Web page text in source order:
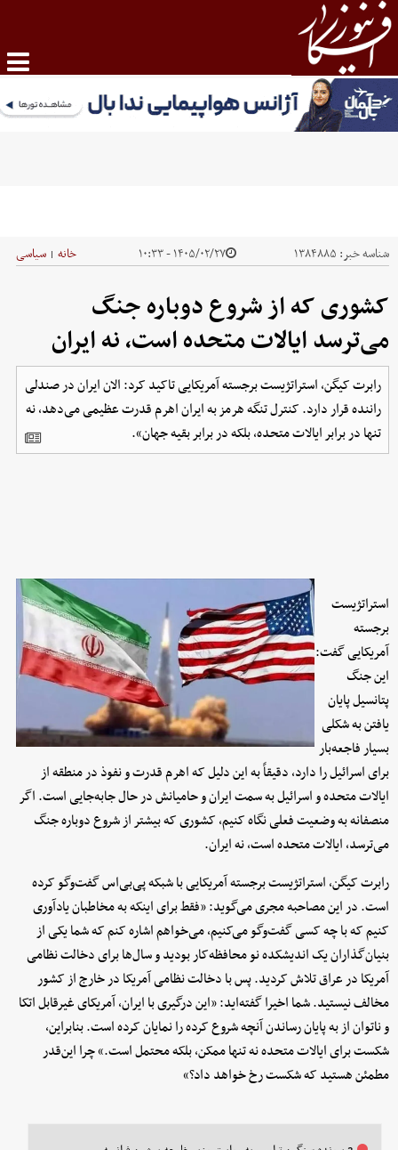
شناسه خبر: ۱۳۸۴۸۸۵ ۱۴۰۵/۰۲/۲۷ - ۱۰:۳۳ خانه | سیاسی
کشوری که از شروع دوباره جنگ
می‌ترسد ایالات متحده است، نه ایران
رابرت کیگن، استراتژیست برجسته آمریکایی تاکید کرد: الان ایران در صندلی
راننده قرار دارد. کنترل تنگه هرمز به ایران اهرم قدرت عظیمی می‌دهد، نه
تنها در برابر ایالات متحده، بلکه در برابر بقیه جهان».
استراتژیست
برجسته
آمریکایی گفت:
این جنگ
پتانسیل پایان
یافتن به شکلی
بسیار فاجعه‌بار
برای اسرائیل را دارد، دقیقاً به این دلیل که اهرم قدرت و نفوذ در منطقه از
ایالات متحده و اسرائیل به سمت ایران و حامیانش در حال جابه‌جایی است. اگر
منصفانه به وضعیت فعلی نگاه کنیم، کشوری که بیشتر از شروع دوباره جنگ
می‌ترسد، ایالات متحده است، نه ایران.
رابرت کیگن، استراتژیست برجسته آمریکایی با شبکه پی‌بی‌اس گفت‌وگو کرده
است. در این مصاحبه مجری می‌گوید: «فقط برای اینکه به مخاطبان یادآوری
کنیم که با چه کسی گفت‌وگو می‌کنیم، می‌خواهم اشاره کنم که شما یکی از
بنیان‌گذاران یک اندیشکده نو محافظه‌کار بودید و سال‌ها برای دخالت نظامی
آمریکا در عراق تلاش کردید. پس با دخالت نظامی آمریکا در خارج از کشور
مخالف نیستید. شما اخیرا گفته‌اید: «این درگیری با ایران، آمریکای غیرقابل اتکا
و ناتوان از به پایان رساندن آنچه شروع کرده را نمایان کرده است. بنابراین،
شکست برای ایالات متحده نه تنها ممکن، بلکه محتمل است.» چرا این‌قدر
مطمئن هستید که شکست رخ خواهد داد؟»